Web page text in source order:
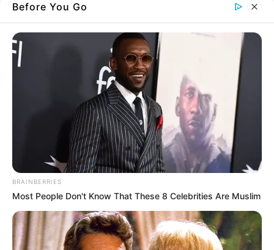
Τελικά η ομάδα δίωξης ναρκωτικών της
την παράνομη δράση 2 αλλοδαπών.
Τα 20000 χιλιάδες ευρώ θα έβγαιναν από την
πώληση καπνικών προιόντων.
Before You Go
BRAINBERRIES
Most People Don't Know That These 8 Celebrities Are Muslim